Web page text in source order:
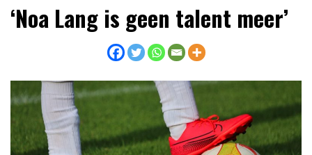
‘Noa Lang is geen talent meer’